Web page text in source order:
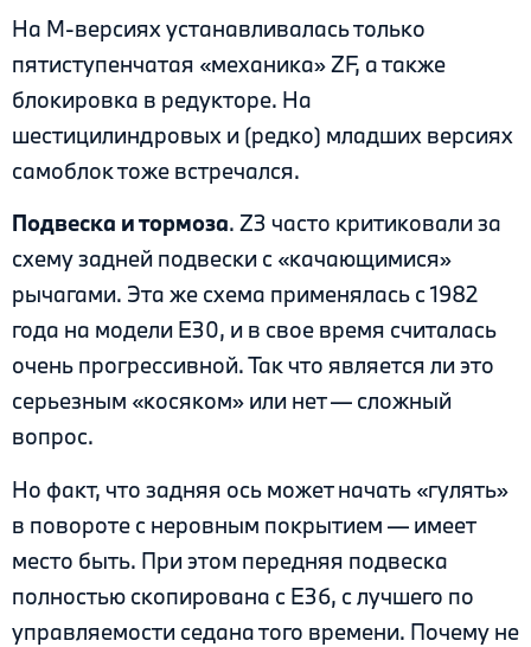
На М-версиях устанавливалась только
пятиступенчатая «механика» ZF, а также
блокировка в редукторе. На
шестицилиндровых и (редко) младших версиях
самоблок тоже встречался.
Подвеска и тормоза. Z3 часто критиковали за
схему задней подвески с «качающимися»
рычагами. Эта же схема применялась с 1982
года на модели Е30, и в свое время считалась
очень прогрессивной. Так что является ли это
серьезным «косяком» или нет — сложный
вопрос.
Но факт, что задняя ось может начать «гулять»
в повороте с неровным покрытием — имеет
место быть. При этом передняя подвеска
полностью скопирована с E36, с лучшего по
управляемости седана того времени. Почему не